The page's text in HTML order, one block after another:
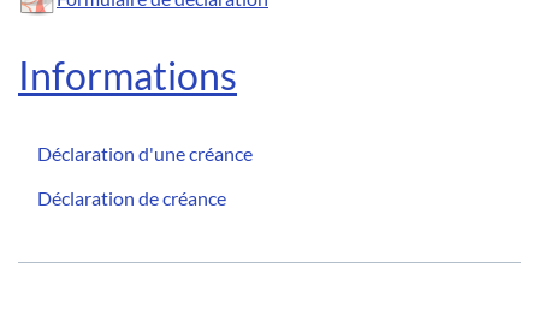
Informations
Déclaration d'une créance
Déclaration de créance